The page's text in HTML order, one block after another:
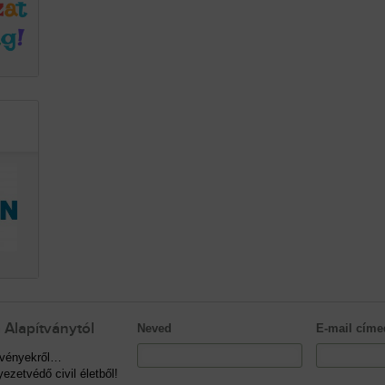
Alapítványtól
civil életből!
Neved E-mail